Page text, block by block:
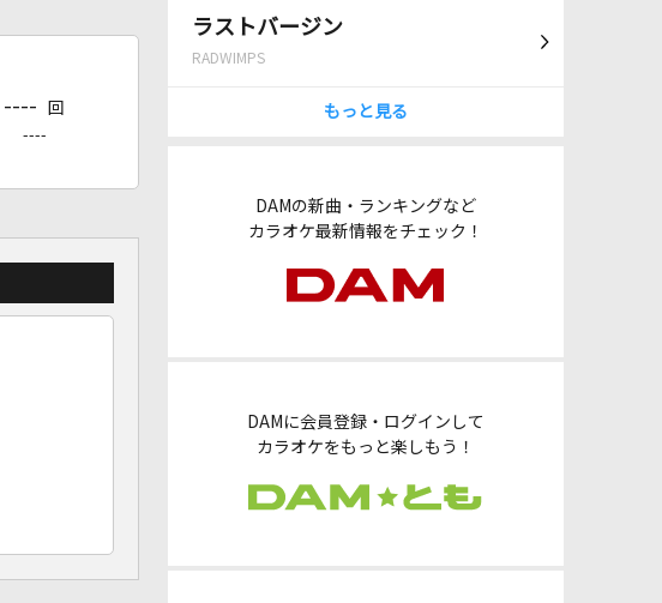
ラストバージン
RADWIMPS
もっと見る
DAMの新曲・ランキングなど
カラオケ最新情報をチェック！
DAMに会員登録・ログインして
カラオケをもっと楽しもう！
---- 回
----